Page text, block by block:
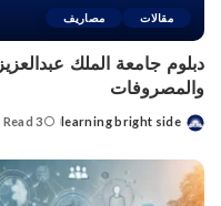
مقالات مصاريف
دبلوم جامعة الملك
والمصروفات
Posted
learning bright side
3 Min Read